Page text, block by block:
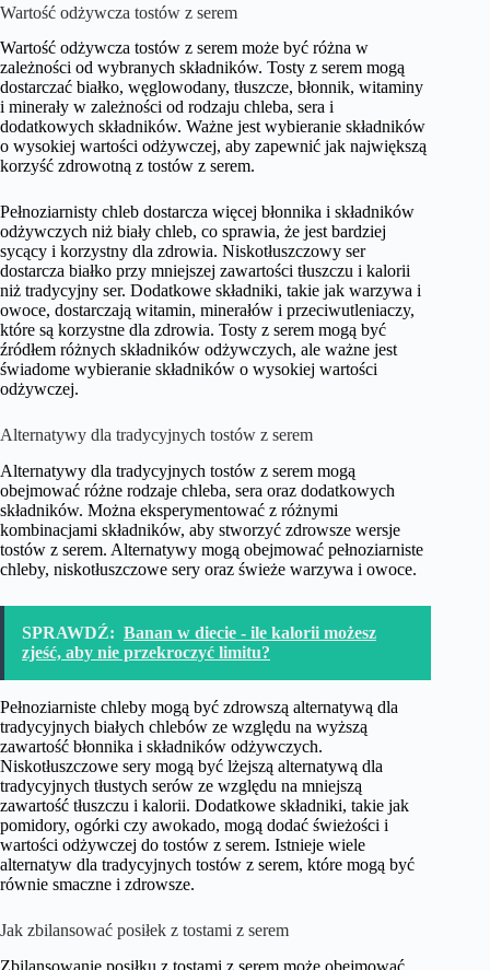
Wartość odżywcza tostów z serem
Wartość odżywcza tostów z serem może być różna w
zależności od wybranych składników. Tosty z serem mogą
dostarczać białko, węglowodany, tłuszcze, błonnik, witaminy
i minerały w zależności od rodzaju chleba, sera i
dodatkowych składników. Ważne jest wybieranie składników
o wysokiej wartości odżywczej, aby zapewnić jak największą
korzyść zdrowotną z tostów z serem.
Pełnoziarnisty chleb dostarcza więcej błonnika i składników
odżywczych niż biały chleb, co sprawia, że jest bardziej
sycący i korzystny dla zdrowia. Niskotłuszczowy ser
dostarcza białko przy mniejszej zawartości tłuszczu i kalorii
niż tradycyjny ser. Dodatkowe składniki, takie jak warzywa i
owoce, dostarczają witamin, minerałów i przeciwutleniaczy,
które są korzystne dla zdrowia. Tosty z serem mogą być
źródłem różnych składników odżywczych, ale ważne jest
świadome wybieranie składników o wysokiej wartości
odżywczej.
Alternatywy dla tradycyjnych tostów z serem
Alternatywy dla tradycyjnych tostów z serem mogą
obejmować różne rodzaje chleba, sera oraz dodatkowych
składników. Można eksperymentować z różnymi
kombinacjami składników, aby stworzyć zdrowsze wersje
tostów z serem. Alternatywy mogą obejmować pełnoziarniste
chleby, niskotłuszczowe sery oraz świeże warzywa i owoce.
SPRAWDŹ: Banan w diecie - ile kalorii możesz
zjeść, aby nie przekroczyć limitu?
Pełnoziarniste chleby mogą być zdrowszą alternatywą dla
tradycyjnych białych chlebów ze względu na wyższą
zawartość błonnika i składników odżywczych.
Niskotłuszczowe sery mogą być lżejszą alternatywą dla
tradycyjnych tłustych serów ze względu na mniejszą
zawartość tłuszczu i kalorii. Dodatkowe składniki, takie jak
pomidory, ogórki czy awokado, mogą dodać świeżości i
wartości odżywczej do tostów z serem. Istnieje wiele
alternatyw dla tradycyjnych tostów z serem, które mogą być
równie smaczne i zdrowsze.
Jak zbilansować posiłek z tostami z serem
Zbilansowanie posiłku z tostami z serem może obejmować